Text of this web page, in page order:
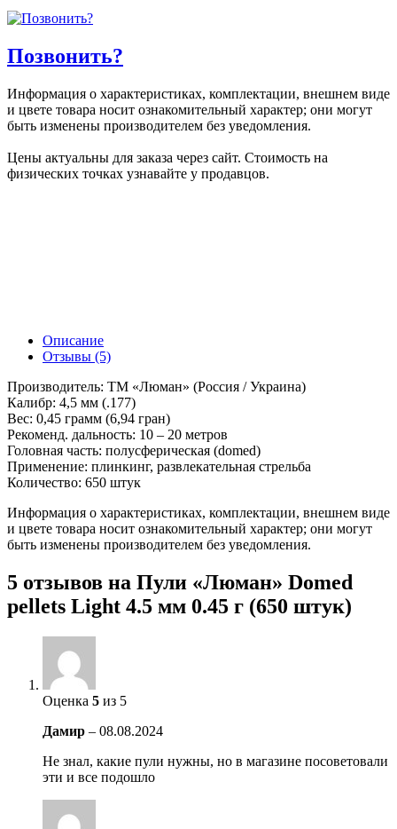
Позвонить?
Информация о характеристиках, комплектации, внешнем виде
и цвете товара носит ознакомительный характер; они могут
быть изменены производителем без уведомления.
Цены актуальны для заказа через сайт. Стоимость на
физических точках узнавайте у продавцов.
Описание
Отзывы (5)
Производитель: ТМ «Люман» (Россия / Украина)
Калибр: 4,5 мм (.177)
Вес: 0,45 грамм (6,94 гран)
Рекоменд. дальность: 10 – 20 метров
Головная часть: полусферическая (domed)
Применение: плинкинг, развлекательная стрельба
Количество: 650 штук
Информация о характеристиках, комплектации, внешнем виде
и цвете товара носит ознакомительный характер; они могут
быть изменены производителем без уведомления.
5 отзывов на Пули «Люман» Domed
pellets Light 4.5 мм 0.45 г (650 штук)
Оценка 5 из 5
Дамир – 08.08.2024
Не знал, какие пули нужны, но в магазине посоветовали
эти и все подошло